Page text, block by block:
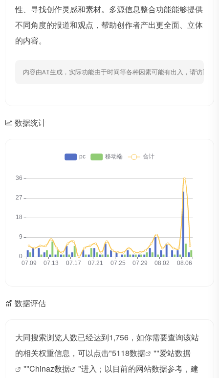
性、寻找创作灵感和素材。多源信息整合功能能够提供
不同角度的报道和观点，帮助创作者产出更全面、立体
的内容。
内容由AI生成，实际功能由于时间等各种因素可能有出入，请访问网
数据统计
数据评估
大同搜索浏览人数已经达到1,756，如你需要查询该站
的相关权重信息，可以点击"5118数据 ""爱站数据
""Chinaz数据
"进入；以目前的网站数据参考，建